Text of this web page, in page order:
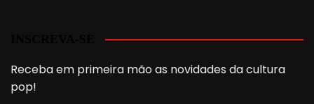
Receba em primeira mão as novidades da cultura
pop!